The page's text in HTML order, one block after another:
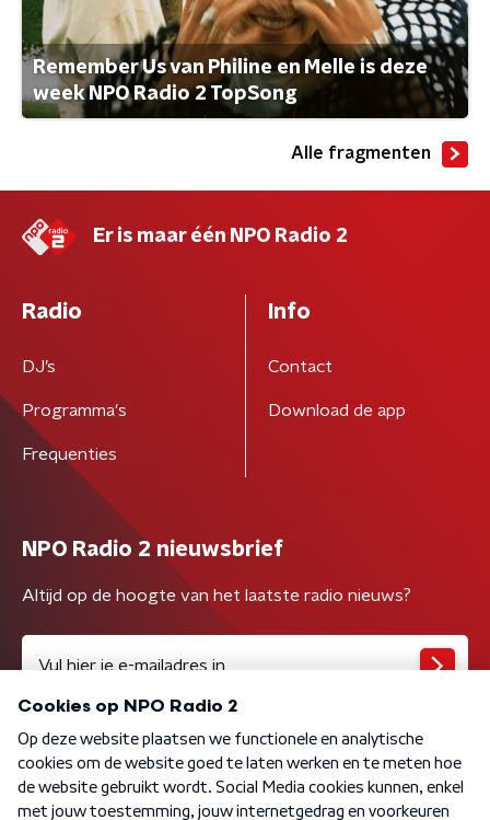
Remember Us van Philine en Melle is deze
week NPO Radio 2 TopSong
Alle fragmenten
Er is maar één NPO Radio 2
Radio
DJ’s
Programma's
Frequenties
Info
Contact
Download de app
NPO Radio 2 nieuwsbrief
Altijd op de hoogte van het laatste radio nieuws?
Algemene voorwaarden